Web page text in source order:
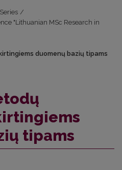
/
"Lithuanian MSc Research in
duomenų bazių tipams
tipams